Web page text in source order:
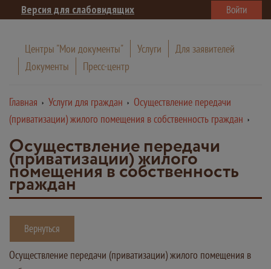
Версия для слабовидящих Войти
Центры "Мои документы" Услуги
Для заявителей
Документы
Пресс-центр
Главная Услуги для граждан
Осуществление передачи
(приватизации) жилого помещения в собственность граждан
Осуществление передачи
(приватизации) жилого
помещения в собственность
граждан
Вернуться
Осуществление передачи (приватизации) жилого помещения в